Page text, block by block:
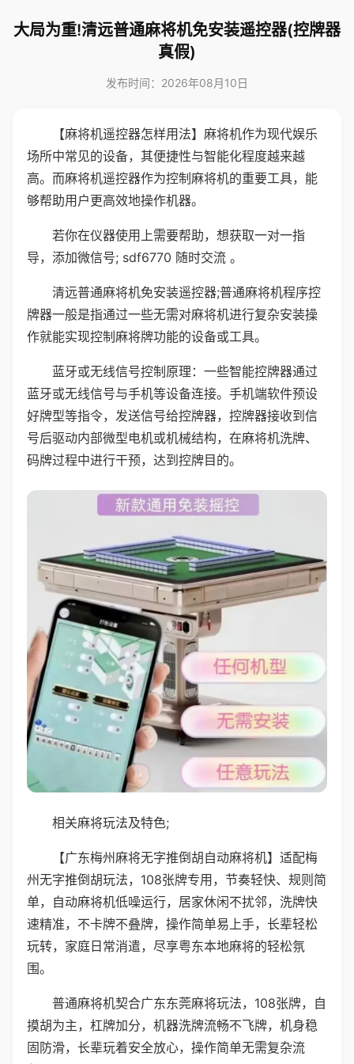
大局为重!清远普通麻将机免安装遥控器(控牌器
真假)
发布时间：2026年08月10日
【麻将机遥控器怎样用法】麻将机作为现代娱乐
场所中常见的设备，其便捷性与智能化程度越来越
高。而麻将机遥控器作为控制麻将机的重要工具，能
够帮助用户更高效地操作机器。
若你在仪器使用上需要帮助，想获取一对一指
导，添加微信号; sdf6770 随时交流 。
清远普通麻将机免安装遥控器;普通麻将机程序控
牌器一般是指通过一些无需对麻将机进行复杂安装操
作就能实现控制麻将牌功能的设备或工具。
蓝牙或无线信号控制原理：一些智能控牌器通过
蓝牙或无线信号与手机等设备连接。手机端软件预设
好牌型等指令，发送信号给控牌器，控牌器接收到信
号后驱动内部微型电机或机械结构，在麻将机洗牌、
码牌过程中进行干预，达到控牌目的。
相关麻将玩法及特色;
【广东梅州麻将无字推倒胡自动麻将机】适配梅
州无字推倒胡玩法，108张牌专用，节奏轻快、规则简
单，自动麻将机低噪运行，居家休闲不扰邻，洗牌快
速精准，不卡牌不叠牌，操作简单易上手，长辈轻松
玩转，家庭日常消遣，尽享粤东本地麻将的轻松氛
围。
普通麻将机契合广东东莞麻将玩法，108张牌，自
摸胡为主，杠牌加分，机器洗牌流畅不飞牌，机身稳
固防滑，长辈玩着安全放心，操作简单无需复杂流